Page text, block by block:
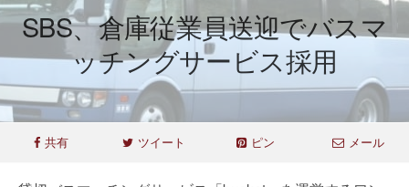
SBS、倉庫従業員送迎でバスマ
ッチングサービス採用
共有 ツイート ピン メール